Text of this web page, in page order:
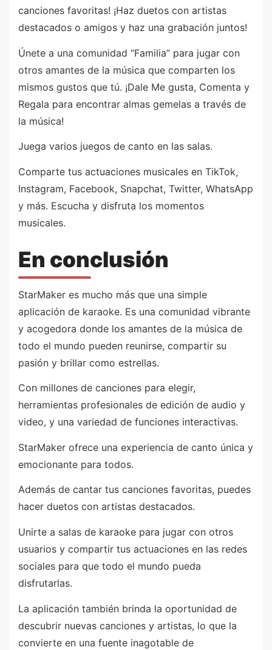
canciones favoritas! ¡Haz duetos con artistas
destacados o amigos y haz una grabación juntos!
Únete a una comunidad “Familia” para jugar con
otros amantes de la música que comparten los
mismos gustos que tú. ¡Dale Me gusta, Comenta y
Regala para encontrar almas gemelas a través de
la música!
Juega varios juegos de canto en las salas.
Comparte tus actuaciones musicales en TikTok,
Instagram, Facebook, Snapchat, Twitter, WhatsApp
y más. Escucha y disfruta los momentos
musicales.
En conclusión
StarMaker es mucho más que una simple
aplicación de karaoke. Es una comunidad vibrante
y acogedora donde los amantes de la música de
todo el mundo pueden reunirse, compartir su
pasión y brillar como estrellas.
Con millones de canciones para elegir,
herramientas profesionales de edición de audio y
video, y una variedad de funciones interactivas.
StarMaker ofrece una experiencia de canto única y
emocionante para todos.
Además de cantar tus canciones favoritas, puedes
hacer duetos con artistas destacados.
Unirte a salas de karaoke para jugar con otros
usuarios y compartir tus actuaciones en las redes
sociales para que todo el mundo pueda
disfrutarlas.
La aplicación también brinda la oportunidad de
descubrir nuevas canciones y artistas, lo que la
convierte en una fuente inagotable de